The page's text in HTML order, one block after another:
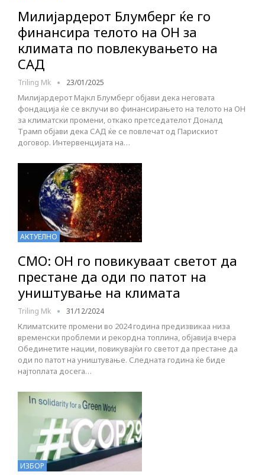
Милијардерот Блумберг ќе го
финансира телото на ОН за
климата по повлекувањето на
САД
Triling Mk 23/01/2025
Милијардерот Мајкл Блумберг објави дека неговата
фондација ќе се вклучи во финансирањето на телото на ОН
за климатски промени, откако претседателот Доналд
Трамп објави дека САД ќе се повлечат од Парискиот
договор. Интервенцијата на…
АКТУЕЛНО
СМО: ОН го повикуваат светот да
престане да оди по патот на
уништување на климата
Triling Mk 31/12/2024
Климатските промени во 2024 година предизвикаа низа
временски проблеми и рекордна топлина, објавија вчера
Обединетите нации, повикувајќи го светот да престане да
оди по патот на уништување. Следната година ќе биде
најтоплата досега…
ИЗБОР